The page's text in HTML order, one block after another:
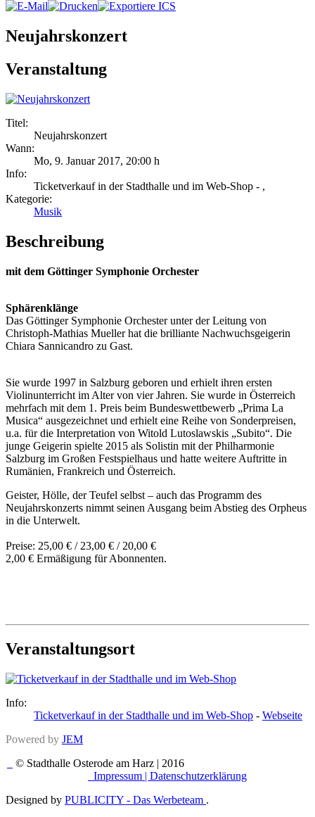
Neujahrskonzert
Veranstaltung
Titel:
Neujahrskonzert
Wann:
Mo, 9. Januar 2017, 20:00 h
Info:
Ticketverkauf in der Stadthalle und im Web-Shop - ,
Kategorie:
Musik
Beschreibung
mit dem Göttinger Symphonie Orchester
Sphärenklänge
Das Göttinger Symphonie Orchester unter der Leitung von
Christoph-Mathias Mueller hat die brilliante Nachwuchsgeigerin
Chiara Sannicandro zu Gast.
Sie wurde 1997 in Salzburg geboren und erhielt ihren ersten
Violinunterricht im Alter von vier Jahren. Sie wurde in Österreich
mehrfach mit dem 1. Preis beim Bundeswettbewerb „Prima La
Musica“ ausgezeichnet und erhielt eine Reihe von Sonderpreisen,
u.a. für die Interpretation von Witold Lutoslawskis „Subito“. Die
junge Geigerin spielte 2015 als Solistin mit der Philharmonie
Salzburg im Großen Festspielhaus und hatte weitere Auftritte in
Rumänien, Frankreich und Österreich.
Geister, Hölle, der Teufel selbst – auch das Programm des
Neujahrskonzerts nimmt seinen Ausgang beim Abstieg des Orpheus
in die Unterwelt.
Preise: 25,00 € / 23,00 € / 20,00 €
2,00 € Ermäßigung für Abonnenten.
Veranstaltungsort
Info:
Ticketverkauf in der Stadthalle und im Web-Shop - Webseite
Powered by JEM
© Stadthalle Osterode am Harz | 2016
Impressum | Datenschutzerklärung
Designed by PUBLICITY - Das Werbeteam .